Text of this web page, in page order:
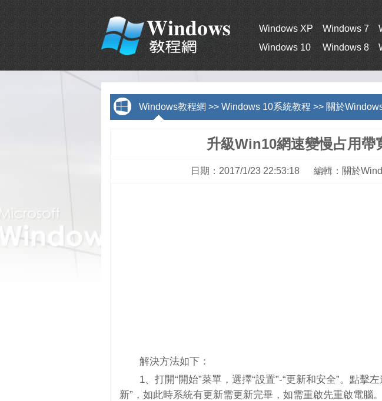
Windows XP Windows 7
Windows 10
Windows 8
Windows教程網 >> Windows 10系統教程 >> 關於
升級Win10網速變慢占用帶
日期：2017/1/23 22:53:18 編輯：關於
解決方法如下：
1、打開“開始”菜單，選擇“設置”-“更新和安全”。點擊
新”，如此時系統有更新需更新完畢，如需重啟先重啟電腦。